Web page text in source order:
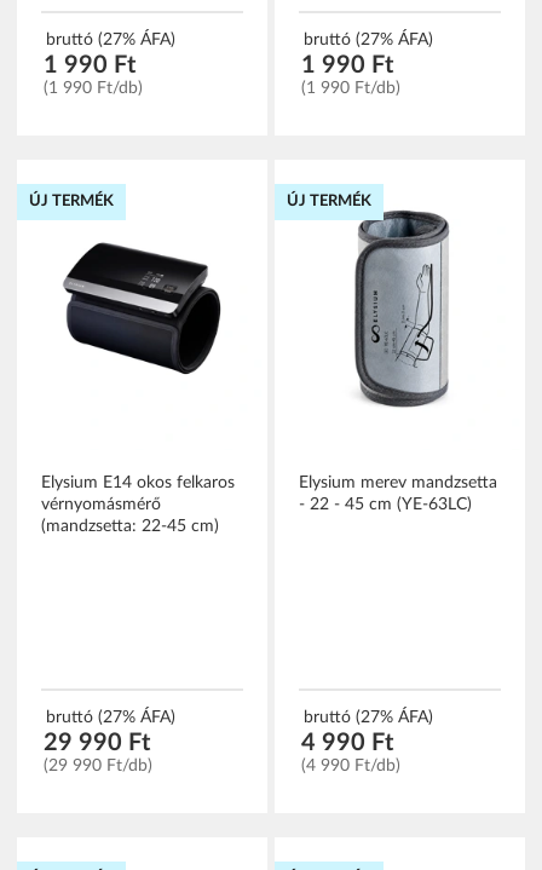
bruttó (27% ÁFA)
1 990 Ft
(1 990 Ft/db)
bruttó (27% ÁFA)
1 990 Ft
(1 990 Ft/db)
ÚJ TERMÉK
Elysium E14 okos felkaros
vérnyomásmérő
(mandzsetta: 22-45 cm)
bruttó (27% ÁFA)
29 990 Ft
(29 990 Ft/db)
ÚJ TERMÉK
Elysium merev mandzsetta
- 22 - 45 cm (YE-63LC)
bruttó (27% ÁFA)
4 990 Ft
(4 990 Ft/db)